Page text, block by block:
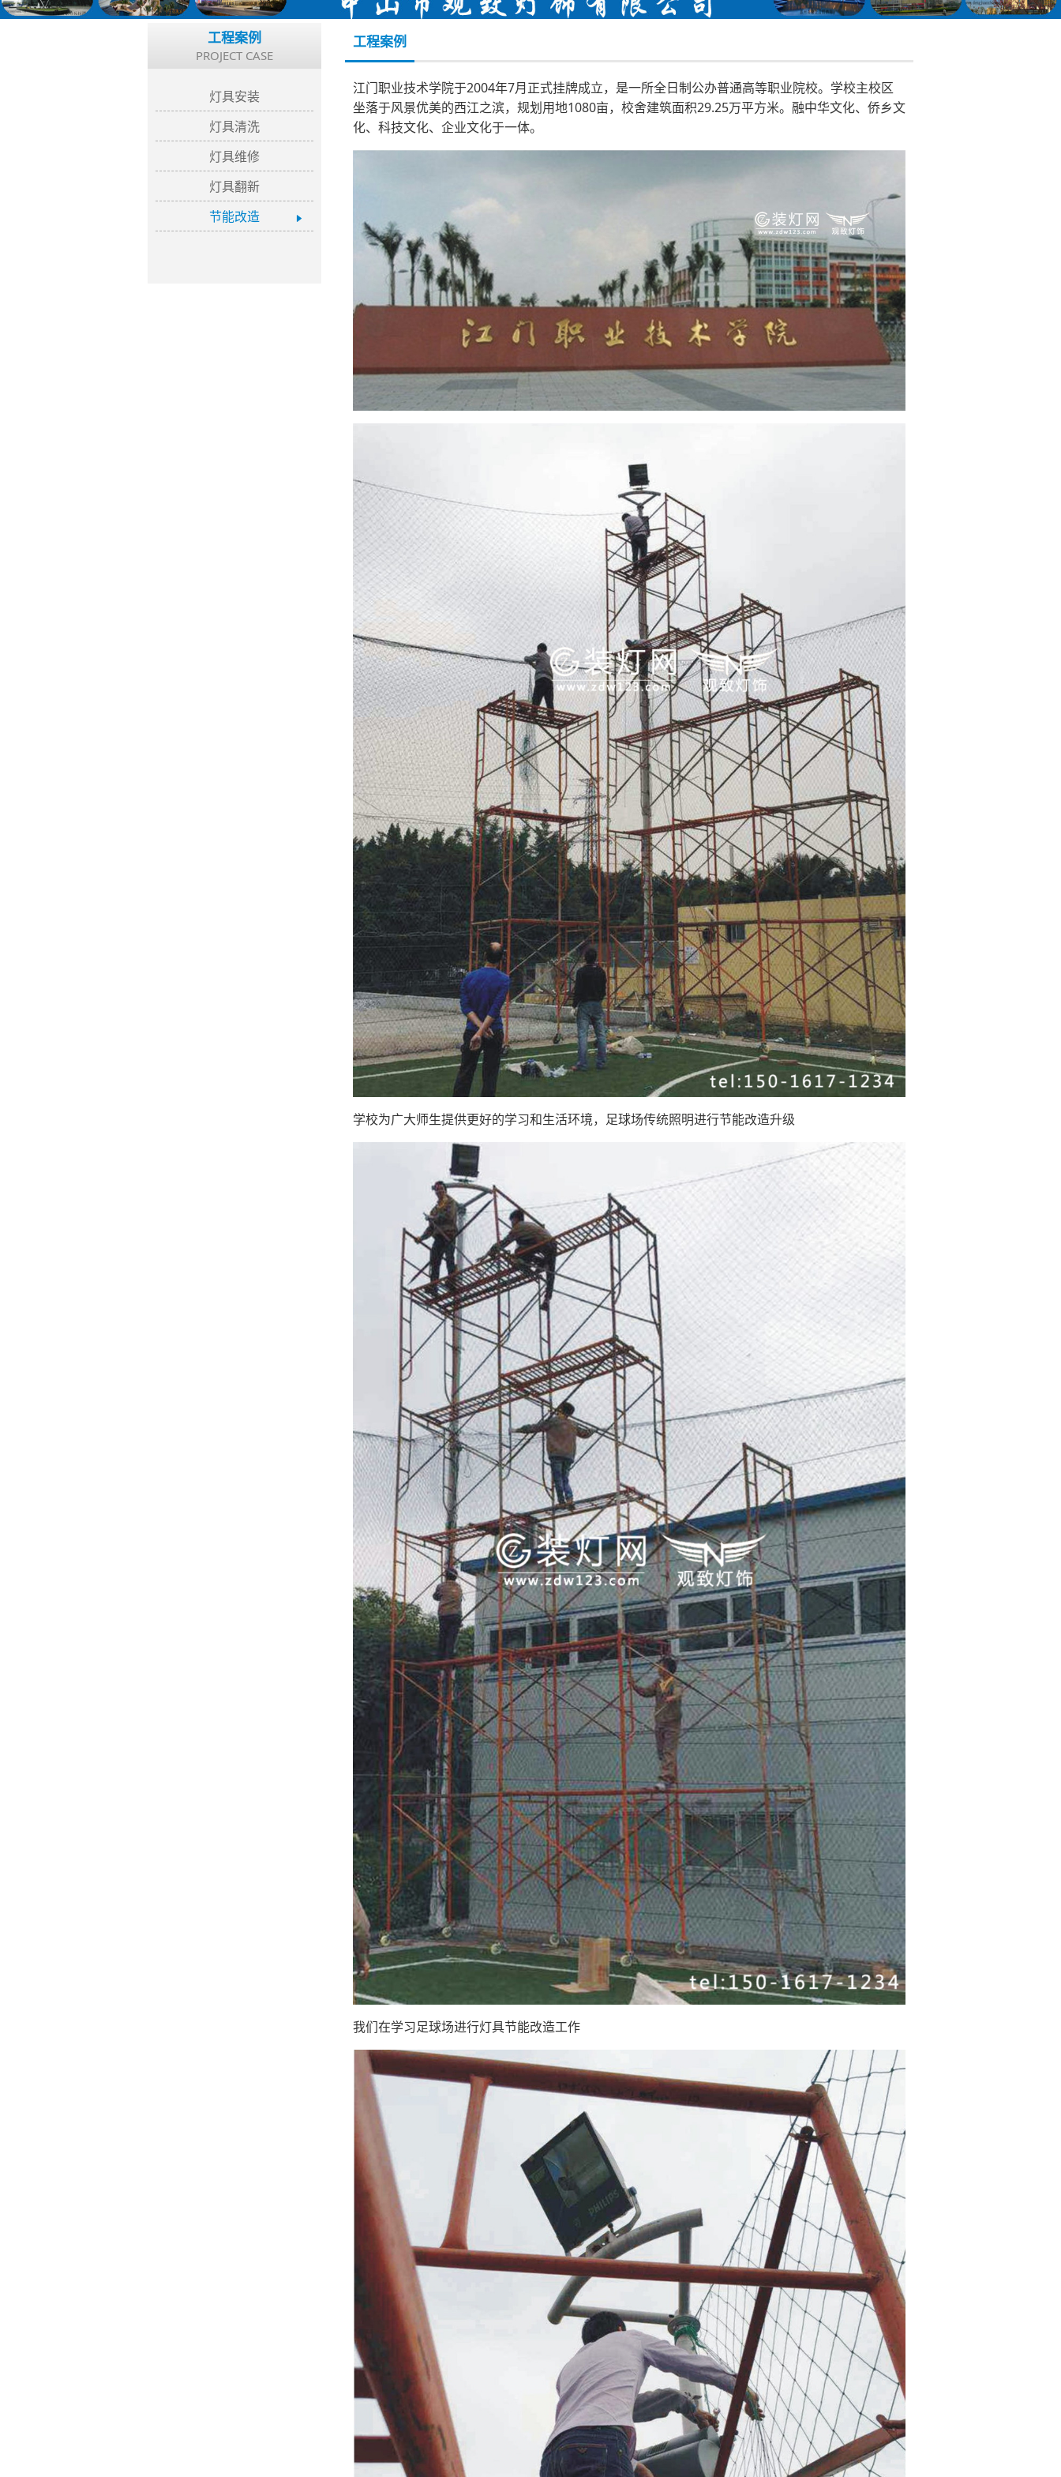
工程案例
PROJECT CASE
灯具安装
灯具清洗
灯具维修
灯具翻新
节能改造
工程案例
江门职业技术学院于2004年7月正式挂牌成立，是一所全日制公办普通高等职业院校。学校主校区
坐落于风景优美的西江之滨，规划用地1080亩，校舍建筑面积29.25万平方米。融中华文化、侨乡文
化、科技文化、企业文化于一体。
学校为广大师生提供更好的学习和生活环境，足球场传统照明进行节能改造升级
我们在学习足球场进行灯具节能改造工作